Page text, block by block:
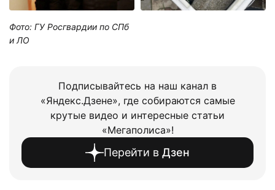
Фото: ГУ Росгвардии по СПб
и ЛО
Подписывайтесь на наш канал в
«Яндекс.Дзене», где собираются самые
крутые видео и интересные статьи
«Мегаполиса»!
Перейти в Дзен